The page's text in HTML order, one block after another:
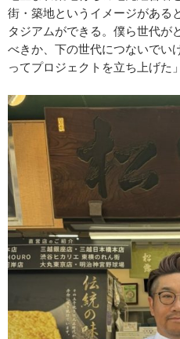
街・築地というイメージがある
タジアムができる。僕ら世代が
べきか、下の世代につないでい
ってプロジェクトを立ち上げた